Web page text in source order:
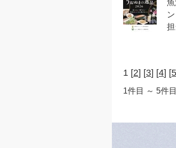
1 [2] [3] [4] [5
1件目 ～ 5件